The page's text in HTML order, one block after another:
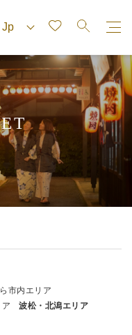
市内エリア
波松・北潟エリア